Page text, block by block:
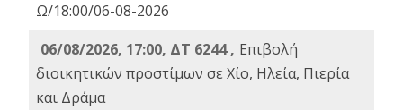
Ω/18:00/06-08-2026
06/08/2026, 17:00, ΔΤ 6244 , Επιβολή
διοικητικών προστίμων σε Χίο, Ηλεία, Πιερία
και Δράμα